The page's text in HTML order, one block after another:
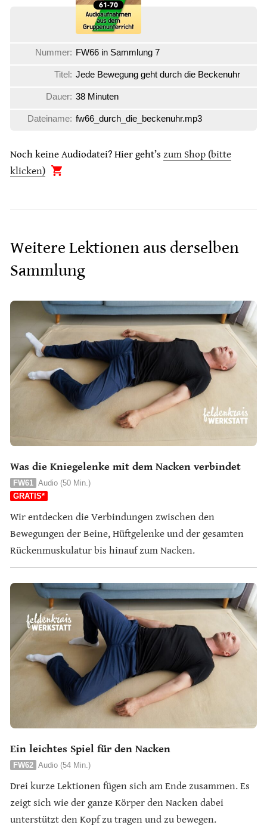
Nummer: FW66 in Sammlung 7
Titel: Jede Bewegung geht durch die Beckenuhr
Dauer: 38 Minuten
Dateiname: fw66_durch_die_beckenuhr.mp3
Noch keine Audiodatei? Hier geht’s zum Shop (bitte
klicken)
Weitere Lektionen aus derselben
Sammlung
Was die Kniegelenke mit dem Nacken verbindet
FW61 Audio (50 Min.)
GRATIS*
Wir entdecken die Verbindungen zwischen den
Bewegungen der Beine, Hüftgelenke und der gesamten
Rückenmuskulatur bis hinauf zum Nacken.
Ein leichtes Spiel für den Nacken
FW62 Audio (54 Min.)
Drei kurze Lektionen fügen sich am Ende zusammen. Es
zeigt sich wie der ganze Körper den Nacken dabei
unterstützt den Kopf zu tragen und zu bewegen.